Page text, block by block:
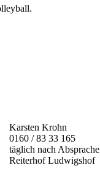
Karsten Krohn
0160 / 83 33 165
täglich nach Absprache
Reiterhof Ludwigshof